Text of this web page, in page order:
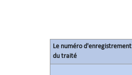
Le numéro d'enregistrement
du traité